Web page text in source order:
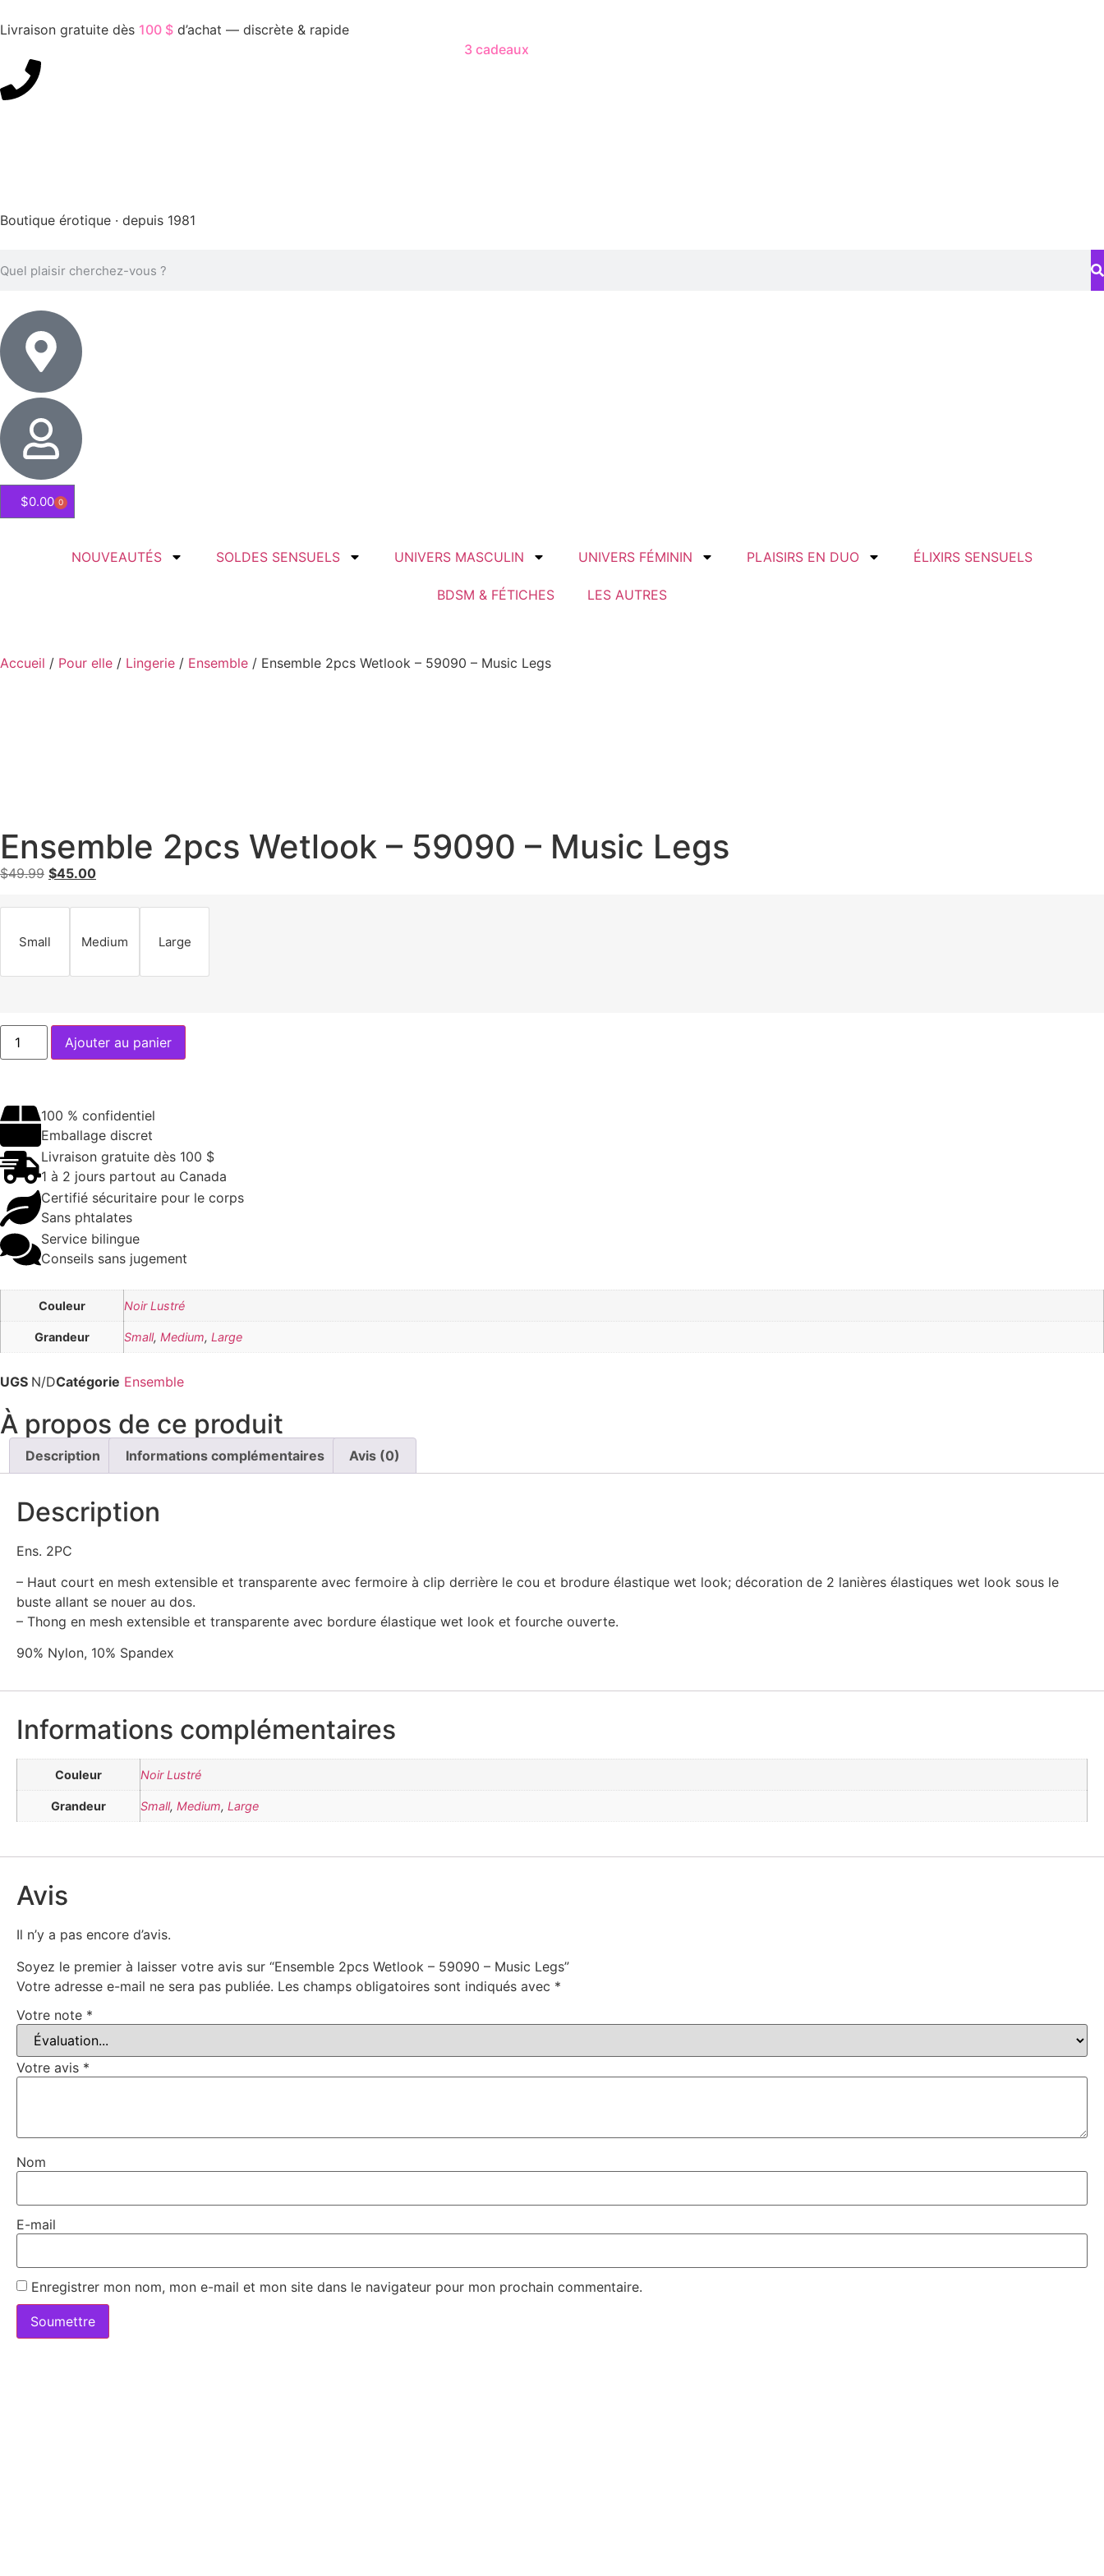
Livraison gratuite dès 100 $ d’achat — discrète & rapide
3 cadeaux
Boutique érotique · depuis 1981
$0.00 0
NOUVEAUTÉS SOLDES SENSUELS UNIVERS MASCULIN UNIVERS FÉMININ PLAISIRS EN DUO ÉLIXIRS SENSUELS
BDSM & FÉTICHES LES AUTRES
Accueil / Pour elle / Lingerie / Ensemble / Ensemble 2pcs Wetlook – 59090 – Music Legs
Ensemble 2pcs Wetlook – 59090 – Music Legs
$49.99 $45.00
Small Medium Large
Ajouter au panier
100 % confidentiel
Emballage discret
Livraison gratuite dès 100 $
1 à 2 jours partout au Canada
Certifié sécuritaire pour le corps
Sans phtalates
Service bilingue
Conseils sans jugement
Couleur Noir Lustré
Grandeur Small, Medium, Large
UGS N/DCatégorie Ensemble
À propos de ce produit
Description Informations complémentaires Avis (0)
Description
Ens. 2PC
– Haut court en mesh extensible et transparente avec fermoire à clip derrière le cou et brodure élastique wet look; décoration de 2 lanières élastiques wet look sous le
buste allant se nouer au dos.
– Thong en mesh extensible et transparente avec bordure élastique wet look et fourche ouverte.
90% Nylon, 10% Spandex
Informations complémentaires
Couleur Noir Lustré
Grandeur Small, Medium, Large
Avis
Il n’y a pas encore d’avis.
Soyez le premier à laisser votre avis sur “Ensemble 2pcs Wetlook – 59090 – Music Legs”
Votre adresse e-mail ne sera pas publiée. Les champs obligatoires sont indiqués avec *
Votre note *
Votre avis *
Nom
E-mail
Enregistrer mon nom, mon e-mail et mon site dans le navigateur pour mon prochain commentaire.